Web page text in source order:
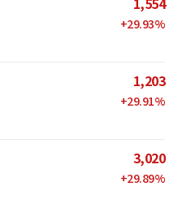
1,554
+29.93%
1,203
+29.91%
3,020
+29.89%